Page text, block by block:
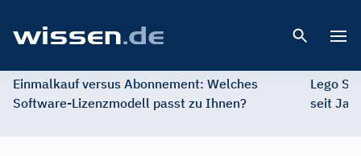
Einmalkauf versus Abonnement: Welches
Software-Lizenzmodell passt zu Ihnen?
Lego
seit